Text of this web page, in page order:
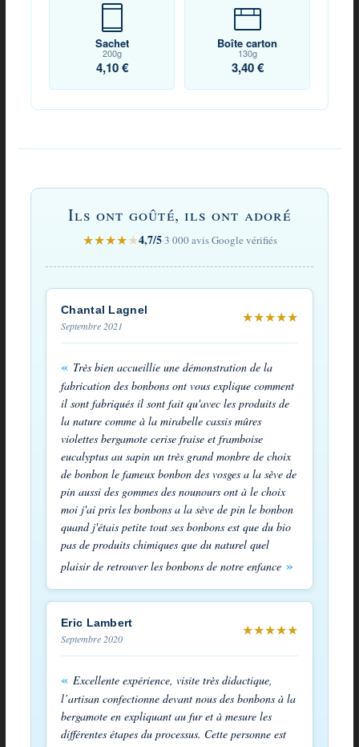
Sachet
200g
4,10 €
Boîte carton
130g
3,40 €
Avis
Bonbons
des
Vosges
bergamote
Ils ont goûté, ils ont adoré
★★★★★4,7/5·3 000 avis Google vérifiés
Chantal Lagnel
Septembre 2021
★★★★★
Très bien accueillie une démonstration de la
fabrication des bonbons ont vous explique comment
il sont fabriqués il sont fait qu'avec les produits de
la nature comme à la mirabelle cassis mûres
violettes bergamote cerise fraise et framboise
eucalyptus au sapin un très grand monbre de choix
de bonbon le fameux bonbon des vosges a la sève de
pin aussi des gommes des nounours ont à le choix
moi j'ai pris les bonbons a la sève de pin le bonbon
quand j'étais petite tout ses bonbons est que du bio
pas de produits chimiques que du naturel quel
plaisir de retrouver les bonbons de notre enfance
Eric Lambert
Septembre 2020
★★★★★
Excellente expérience, visite très didactique,
l’artisan confectionne devant nous des bonbons à la
bergamote en expliquant au fur et à mesure les
différentes étapes du processus. Cette personne est